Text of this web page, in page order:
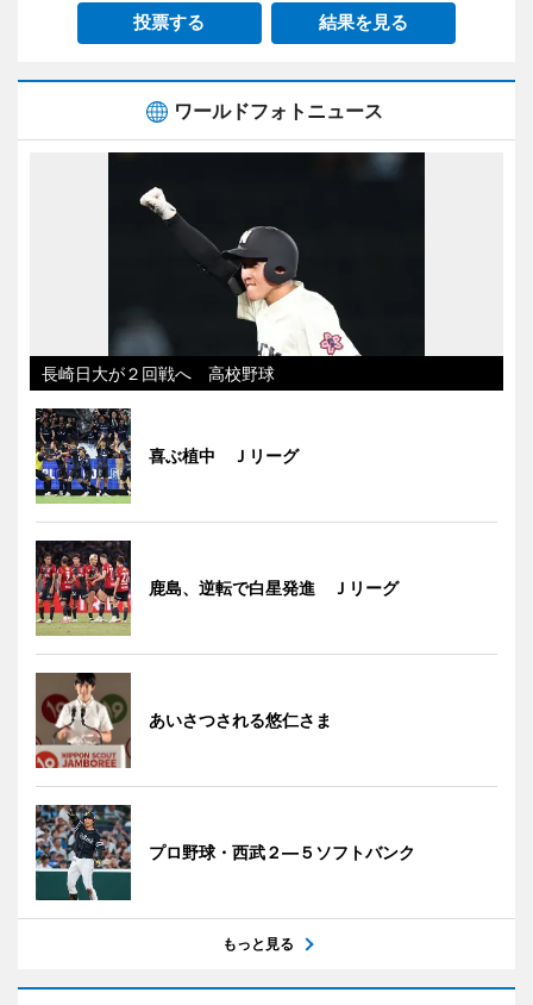
投票する 結果を見る
ワールドフォトニュース
長崎日大が２回戦へ 高校野球
喜ぶ植中 Ｊリーグ
鹿島、逆転で白星発進 Ｊリーグ
あいさつされる悠仁さま
プロ野球・西武２―５ソフトバンク
もっと見る